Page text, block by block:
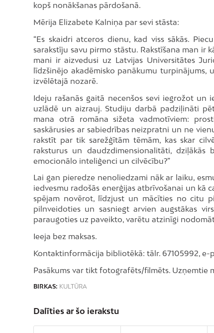
kopš nonākšanas pārdošanā.
Mērija Elizabete Kalniņa par sevi stāsta:
“Es skaidri atceros dienu, kad viss sākās.
sarakstīju savu pirmo stāstu. Rakstīšana man ir
mani ir aizvedusi uz Latvijas Universitātes
līdzšinējo akadēmisko panākumu turpinājums,
izvēlētajā nozarē.
Ideju rašanās gaitā necenšos sevi iegrožot
uzlādē un aizrauj. Studiju darbā padziļināti
mana otrā romāna sižeta vadmotīviem:
saskārusies ar sabiedrības neizpratni un ne
rakstīt par tik sarežģītām tēmām, kas skar
raksturus un daudzdimensionalitāti, dziļākās
emocionālo inteliģenci un cilvēcību?”
Lai gan pieredze nenoliedzami nāk ar laiku,
iedvesmu radošās enerģijas atbrīvošanai un kā
spējam novērot, līdzjust un mācīties no citu
pilnveidoties un sasniegt arvien augstākas
paraugoties uz paveikto, varētu atzinīgi
Ieeja bez maksas.
Kontaktinformācija bibliotēkā: tālr. 67105992, e-
Pasākums var tikt fotografēts/filmēts.
BIRKAS: KULTŪRA
Dalīties ar šo ierakstu